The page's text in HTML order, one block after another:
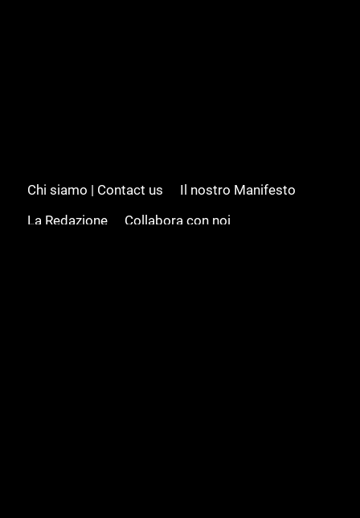
Chi siamo | Contact us
Il nostro Manifesto
La Redazione
Collabora con noi